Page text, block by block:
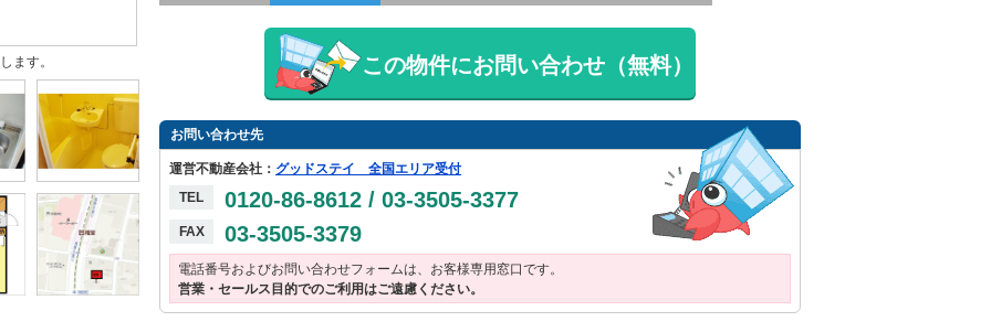
ます。 この物件にお問い合わせ（無料）
お問い合わせ先
運営不動産会社： グッドステイ 全国エリア受付
TEL
0120-86-8612 / 03-3505-3377
FAX 03-3505-3379
電話番号およびお問い合わせフォームは、お客様専用窓口です。
営業・セールス目的でのご利用はご遠慮ください。